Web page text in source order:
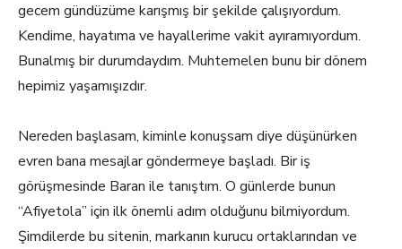
gecem gündüzüme karışmış bir şekilde çalışıyordum.
Kendime, hayatıma ve hayallerime vakit ayıramıyordum.
Bunalmış bir durumdaydım. Muhtemelen bunu bir dönem
hepimiz yaşamışızdır.
Nereden başlasam, kiminle konuşsam diye düşünürken
evren bana mesajlar göndermeye başladı. Bir iş
görüşmesinde Baran ile tanıştım. O günlerde bunun
“Afiyetola” için ilk önemli adım olduğunu bilmiyordum.
Şimdilerde bu sitenin, markanın kurucu ortaklarından ve